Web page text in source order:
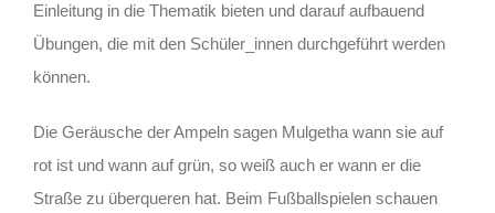
Einleitung in die Thematik bieten und darauf aufbauend
Übungen, die mit den Schüler_innen durchgeführt werden
können.
Die Geräusche der Ampeln sagen Mulgetha wann sie auf
rot ist und wann auf grün, so weiß auch er wann er die
Straße zu überqueren hat. Beim Fußballspielen schauen